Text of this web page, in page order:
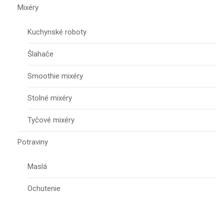
Mixéry
Kuchynské roboty
Šlahače
Smoothie mixéry
Stolné mixéry
Tyčové mixéry
Potraviny
Maslá
Ochutenie